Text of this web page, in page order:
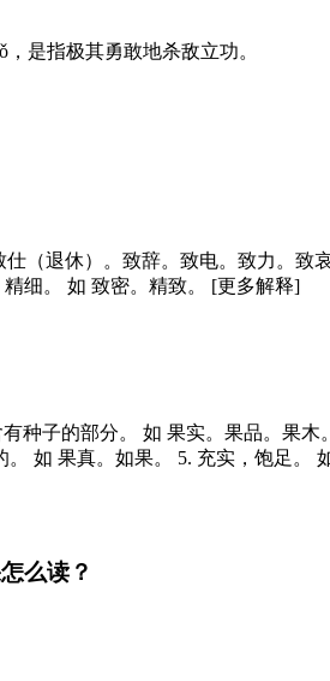
是指极其勇敢地杀敌立功。
仕（退休）。致辞。致电。致力。致
细。 如 致密。精致。 [更多解释]
种子的部分。 如 果实。果品。果木
。 如 果真。如果。 5. 充实，饱足。
么读？